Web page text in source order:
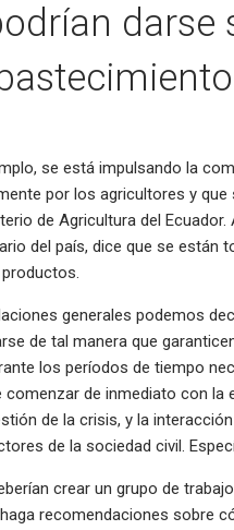
darse
se está impulsando la
por los agricultores y
de Agricultura del
del país, dice que se están
generales podemos
de tal manera que
los períodos de tiempo
comenzar de inmediato con la
de la crisis, y la
de la sociedad civil.
crear un grupo de
recomendaciones sobre